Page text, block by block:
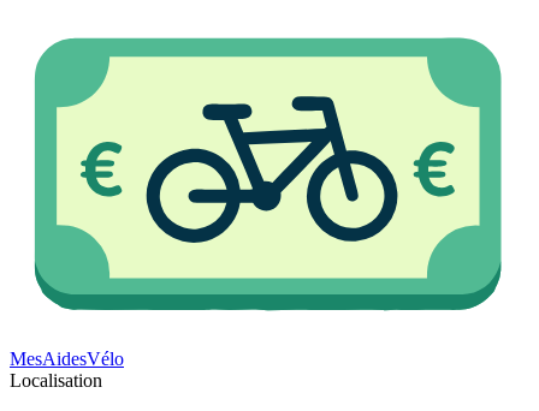
MesAidesVélo
Localisation